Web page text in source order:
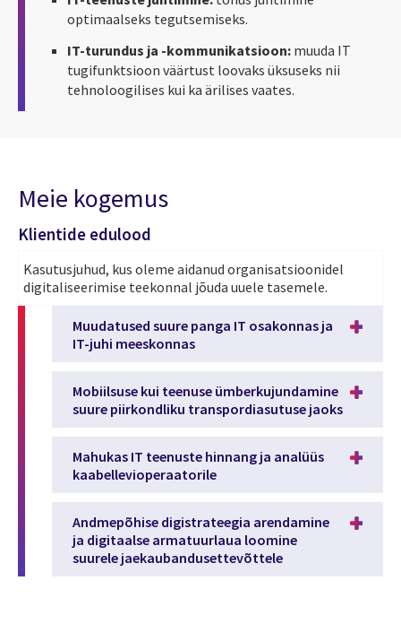
optimaalseks tegutsemiseks.
IT-turundus ja -kommunikatsioon: muuda IT
tugifunktsioon väärtust loovaks üksuseks nii
tehnoloogilises kui ka ärilises vaates.
Meie kogemus
Klientide edulood
Kasutusjuhud, kus oleme aidanud organisatsioonidel
digitaliseerimise teekonnal jõuda uuele tasemele.
Muudatused suure panga IT osakonnas ja
IT-juhi meeskonnas
Mobiilsuse kui teenuse ümberkujundamine
suure piirkondliku transpordiasutuse jaoks
Mahukas IT teenuste hinnang ja analüüs
kaabellevioperaatorile
Andmepõhise digistrateegia arendamine
ja digitaalse armatuurlaua loomine
suurele jaekaubandusettevõttele